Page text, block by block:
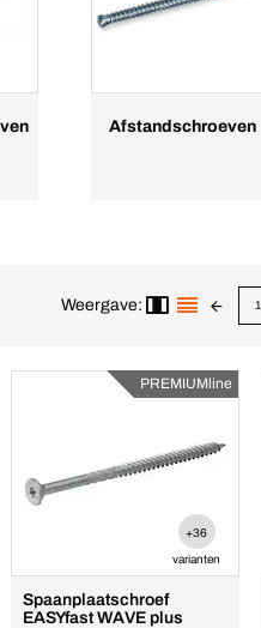
Afstandschroeven
Weergave: 1
PREMIUMline
+36
varianten
Spaanplaatschroef
EASYfast WAVE plus